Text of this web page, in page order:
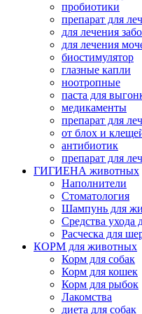
пробиотики
препарат для
для лечения
для лечения
биостимулятор
глазные капли
ноотропные
паста для
медикаменты
препарат для
от блох и
антибиотик
препарат для
ГИГИЕНА животных
Наполнители
Cтоматология
Шампунь для
Cредства
Расческа для
КОРМ для животных
Корм для собак
Корм для кошек
Корм для рыбок
Лакомства
диета для собак